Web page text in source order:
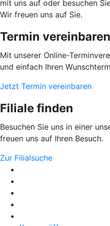
mit uns auf oder besuchen
Wir freuen uns auf Sie.
Termin vereinbaren
Mit unserer Online-
und einfach Ihren
Jetzt Termin vereinbaren
Filiale finden
Besuchen Sie uns in einer
freuen uns auf Ihren Besuch.
Zur Filialsuche